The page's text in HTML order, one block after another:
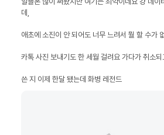
쓴 지 이제 한달 됐는데 화병 레전드